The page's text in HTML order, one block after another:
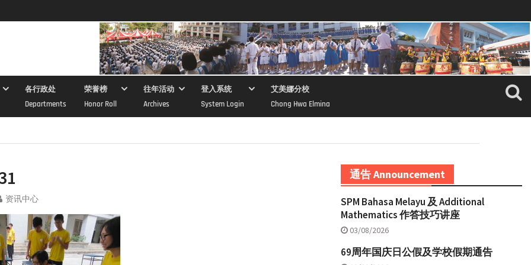
各行政处
Departments
荣誉榜
Honor Roll
往年活动
Archives
登入系统
System Login
艾美娜分校
Chong Hwa Elmina
资讯中心
通告 Announcement
SPM Bahasa Melayu 及 Additional
Mathematics 作答技巧讲座
03/08/2026
69周年国庆日公假及学校假期通告